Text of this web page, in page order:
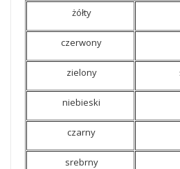
żółty
czerwony
zielony
niebieski
czarny
srebrny